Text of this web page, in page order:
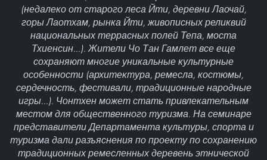
(недалеко от старого леса Йти, деревни Лаочай,
горы Лаотхам, рынка Йти, живописных реликвий
национальных террасных полей Тепа, моста
Тхиенсин...). Жители Чо Тан Гамлет все еще
сохраняют многие уникальные культурные
особенности (архитектура, ремесла, костюмы,
сердечность, фестивали, традиционные народные
игры...). Чонтхен может стать привлекательным
местом для общественного туризма. На семинаре
представители Департамента культуры, спорта и
туризма дали разъяснения по проекту по сохранению
традиционных ремесленных деревень этнической